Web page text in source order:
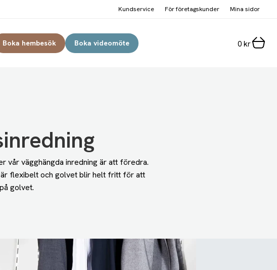
Boka hembesök Boka videomöte 0 kr
Kundservice För företagskunder Mina sidor
vår vägghängda inredning är att föredra.
flexibelt och golvet blir helt fritt för att
golvet.